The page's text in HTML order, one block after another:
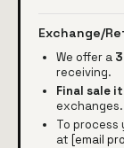
Exchange/
We offer a
receiving.
Final sale
exchanges.
To
at [email